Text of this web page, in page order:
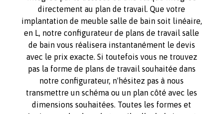
directement au plan de travail. Que votre
implantation de meuble salle de bain soit linéaire,
en L, notre configurateur de plans de travail salle
de bain vous réalisera instantanément le devis
avec le prix exacte. Si toutefois vous ne trouvez
pas la forme de plans de travail souhaitée dans
notre configurateur, n'hésitez pas à nous
transmettre un schéma ou un plan côté avec les
dimensions souhaitées. Toutes les formes et